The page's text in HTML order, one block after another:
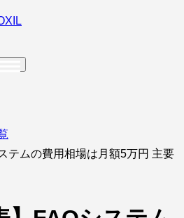
ードから探す
テムの費用相場は月額5万円 主要